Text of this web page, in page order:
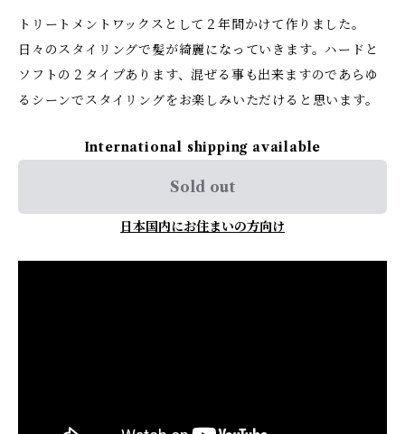
トリートメントワックスとして２年間かけて作りました。
日々のスタイリングで髪が綺麗になっていきます。ハードと
ソフトの２タイプあります、混ぜる事も出来ますのであらゆ
るシーンでスタイリングをお楽しみいただけると思います。
International shipping available
Sold out
日本国内にお住まいの方向け